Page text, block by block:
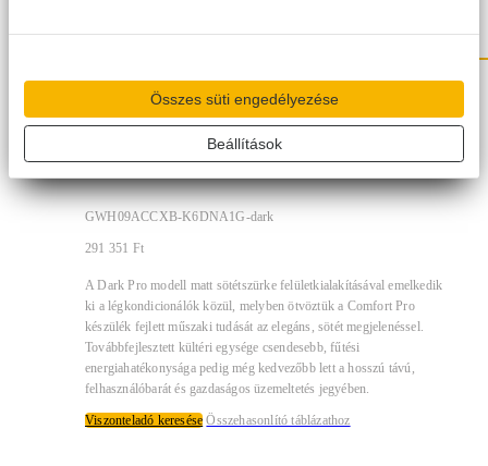
Összes süti engedélyezése
Beállítások
Gree Dark Pro inverter 2,7 kW
klíma szett
GWH09ACCXB-K6DNA1G-dark
291 351 Ft
A Dark Pro modell matt sötétszürke felületkialakításával emelkedik
ki a légkondicionálók közül, melyben ötvöztük a Comfort Pro
készülék fejlett műszaki tudását az elegáns, sötét megjelenéssel.
Továbbfejlesztett kültéri egysége csendesebb, fűtési
energiahatékonysága pedig még kedvezőbb lett a hosszú távú,
felhasználóbarát és gazdaságos üzemeltetés jegyében.
Viszonteladó keresése Összehasonlító táblázathoz